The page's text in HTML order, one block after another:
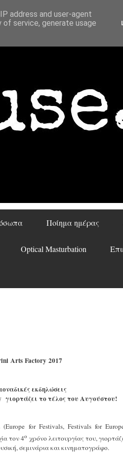
Ποίημα ημέρας
Optical Masturbation
Arts Factory 2017
εκδηλώσεις
γιορτάζει το τέλος του Αυγούστου!
(Europe for Festivals,Festivals for
τον 4οχρόνο λειτουργίας του,
σεμινάρια και κινηματογράφο.
address and user-agent
service, generate usage